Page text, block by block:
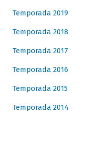
Temporada 2019
Temporada 2018
Temporada 2017
Temporada 2016
Temporada 2015
Temporada 2014